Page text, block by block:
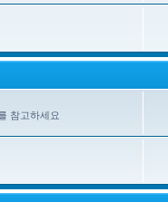
참고하세요